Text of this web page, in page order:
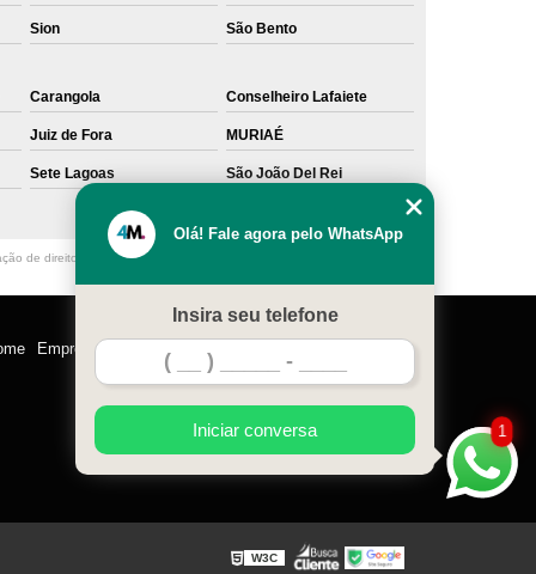
Sion São Bento
Carangola Conselheiro Lafaiete
Juiz de Fora MURIAÉ
Sete Lagoas São João Del Rei
de direito autoral – artigo 184 do Código Penal –
Empresa Serviços
1
Olá! Fale agora pelo WhatsApp
Insira seu telefone
Iniciar conversa
W3C